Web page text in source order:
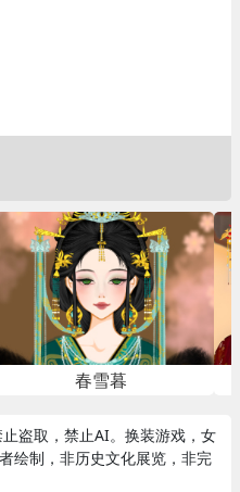
春雪暮
盗取，禁止AI。换装游戏，女
绘制，非历史文化展览，非完